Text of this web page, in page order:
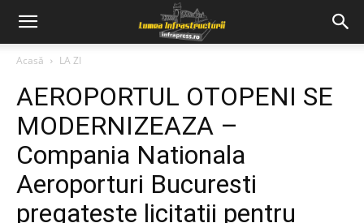
Acasă LA ZI
AEROPORTUL OTOPENI SE
MODERNIZEAZA –
Compania Nationala
Aeroporturi Bucuresti
pregateste licitatii pentru